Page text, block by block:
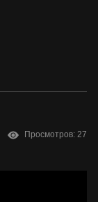
Просмотров: 27